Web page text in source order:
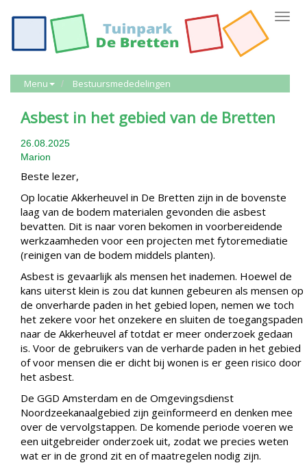
Menu Bestuursmededelingen
Asbest in het gebied van de Bretten
26.08.2025
Marion
Beste lezer,
Op locatie Akkerheuvel in De Bretten zijn in de bovenste
laag van de bodem materialen gevonden die asbest
bevatten. Dit is naar voren bekomen in voorbereidende
werkzaamheden voor een projecten met fytoremediatie
(reinigen van de bodem middels planten).
Asbest is gevaarlijk als mensen het inademen. Hoewel de
kans uiterst klein is zou dat kunnen gebeuren als mensen op
de onverharde paden in het gebied lopen, nemen we toch
het zekere voor het onzekere en sluiten de toegangspaden
naar de Akkerheuvel af totdat er meer onderzoek gedaan
is. Voor de gebruikers van de verharde paden in het gebied
of voor mensen die er dicht bij wonen is er geen risico door
het asbest.
De GGD Amsterdam en de Omgevingsdienst
Noordzeekanaalgebied zijn geïnformeerd en denken mee
over de vervolgstappen. De komende periode voeren we
een uitgebreider onderzoek uit, zodat we precies weten
wat er in de grond zit en of maatregelen nodig zijn.